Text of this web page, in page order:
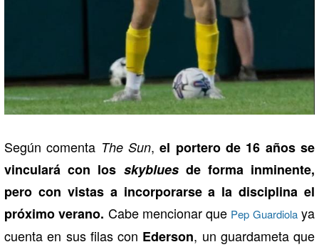
Según comenta The Sun,el portero de 16 años se
vinculará con los skybluesde forma inminente,
pero con vistas a incorporarse a la disciplina el
próximo verano. Cabe mencionar que Pep Guardiolaya
cuenta en sus filas con Ederson, un guardameta que